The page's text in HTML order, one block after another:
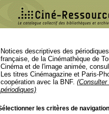
Notices descriptives des
française, de la Cinémathèque de
Cinéma et de l'image animée,
Les titres Cinémagazine et Paris-
coopération avec la BNF.
périodiques)
les critères de